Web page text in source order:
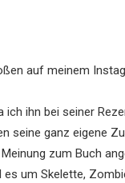
auf meinem
ihn bei seiner
seine ganz eigene
zum Buch
um Skelette,